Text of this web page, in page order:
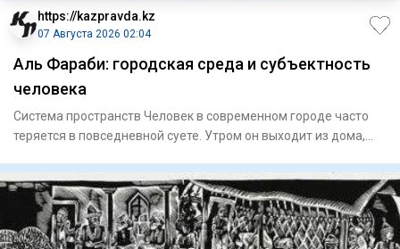
https://kazpravda.kz
07 Августа 2026 02:04
Аль Фараби: городская среда и субъектность
человека
Система пространств Человек в современном городе часто
теряется в повседневной суете. Утром он выходит из дома,